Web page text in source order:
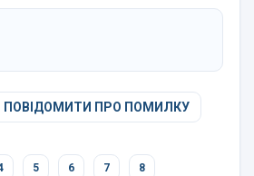
ПОВІДОМИТИ ПРО ПОМИЛКУ
5 6 7 8